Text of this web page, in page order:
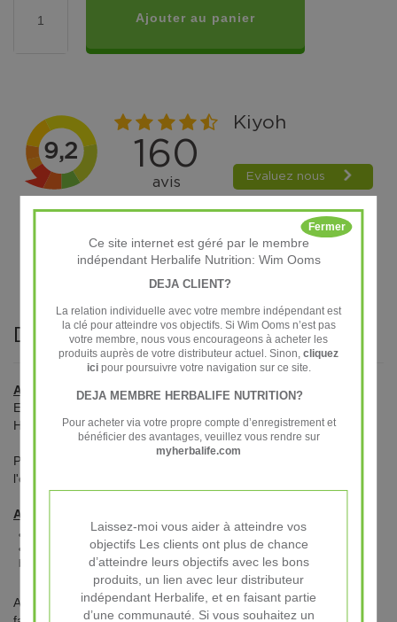
Ajouter au panier
Description du produit
Aperçu général
Emmenez votre Thé
HERBALIFE NUTRITION.
Pratique et esthétique, cette bouteille sera votre must-have de
l'été.
Apports essentiels
• Contenance : 900 ml
• Matière : Tritan, résistant eau chaude jusqu’à 40° et eau glacée, sans
Attention, le lavage machine ne peut être garanti par le
Fermer
Ce site internet est géré par le membre
indépendant Herbalife Nutrition: Wim Ooms
DEJA CLIENT?
La relation individuelle avec votre membre indépendant est
la clé pour atteindre vos objectifs. Si Wim Ooms n’est pas
votre membre, nous vous encourageons à acheter les
produits auprès de votre distributeur actuel. Sinon, cliquez
icipour poursuivre votre navigation sur ce site.
DEJA MEMBRE HERBALIFE NUTRITION?
Pour acheter via votre propre compte d’enregistrement et
bénéficier des avantages, veuillez vous rendre sur
myherbalife.com
Laissez-moi vous aider à atteindre vos
objectifs Les clients ont plus de chance
d’atteindre leurs objectifs avec les bons
produits, un lien avec leur distributeur
indépendant Herbalife, et en faisant partie
d’une communauté. Si vous souhaitez un